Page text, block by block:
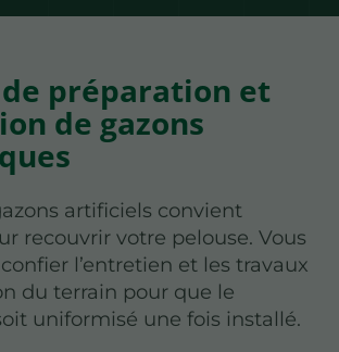
préparation et
de gazons
artificiels convient
recouvrir votre pelouse. Vous
l’entretien et les travaux
du terrain pour que le
uniformisé une fois installé.